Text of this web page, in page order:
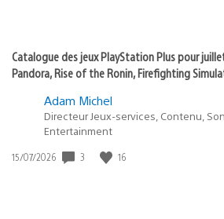
Catalogue des jeux PlayStation Plus pour
Pandora, Rise of the Ronin, Firefighting
Adam Michel
Directeur Jeux-services, Contenu,
Entertainment
Date
15/07/2026 3 16